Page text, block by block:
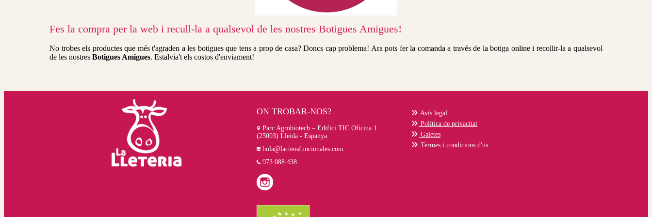
Fes la compra per la web i recull-la a qualsevol de les nostres Botigues Amigues!
No trobes els productes que més t'agraden a les botigues que tens a prop de casa? Doncs cap problema! Ara pots fer la comanda a través de la botiga online i recollir-la a qualsevol
de les nostres Botigues Amigues. Estalvia't els costos d'enviament!
ON TROBAR-NOS?
Parc Agrobiotech – Edifici TIC Oficina 1
(25003) Lleida - Espanya
hola@lacteosfuncionales.com
973 088 438
Avís legal
Política de privacitat
Galetes
Termes i condicions d'us